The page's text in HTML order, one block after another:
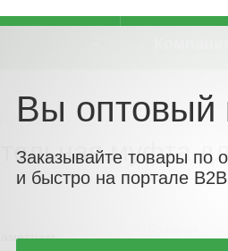
системы (системы для прокладки
муфта
Вы оптовый
Заказывайте товары по
и быстро на портале